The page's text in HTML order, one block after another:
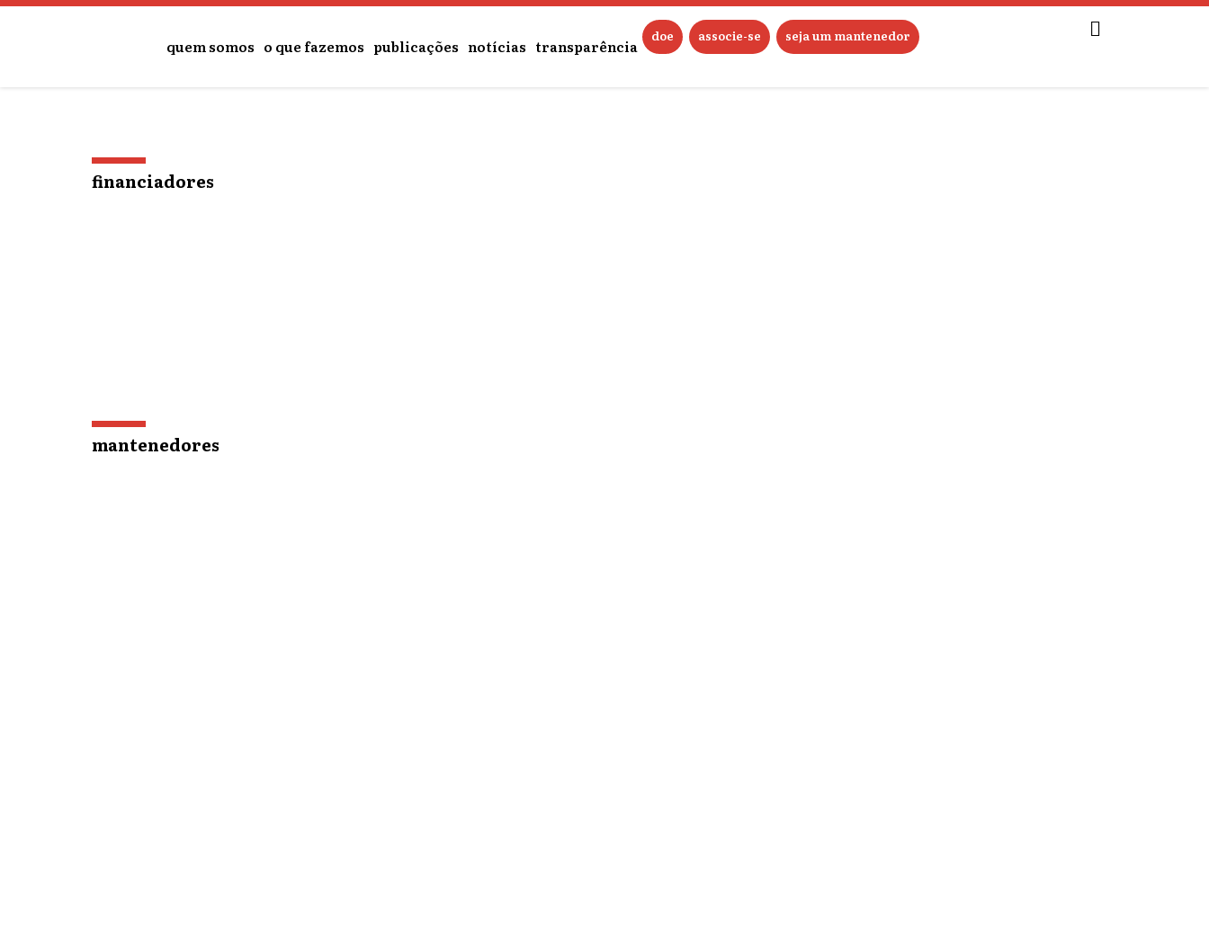
quem somos o que fazemos publicações notícias transparência
doe associe-se seja um mantenedor
financiadores
mantenedores